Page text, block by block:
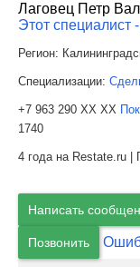
Лаговец Петр
Этот специалист
Регион:
Специализации:
+7 963 290 XX XX
1740
4 года на Restate.ru |
Написать
Позвонить